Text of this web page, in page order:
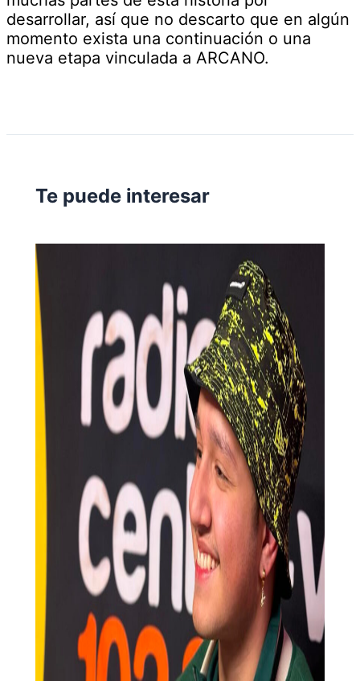
desarrollar, así que no descarto que en algún
momento exista una continuación o una
nueva etapa vinculada a ARCANO.
Te puede interesar